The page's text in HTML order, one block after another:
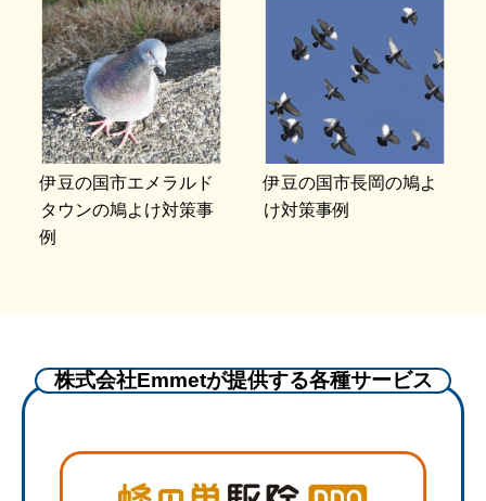
伊豆の国市エメラルド
タウンの鳩よけ対策事
例
伊豆の国市長岡の鳩よ
け対策事例
株式会社Emmetが提供する各種サービス